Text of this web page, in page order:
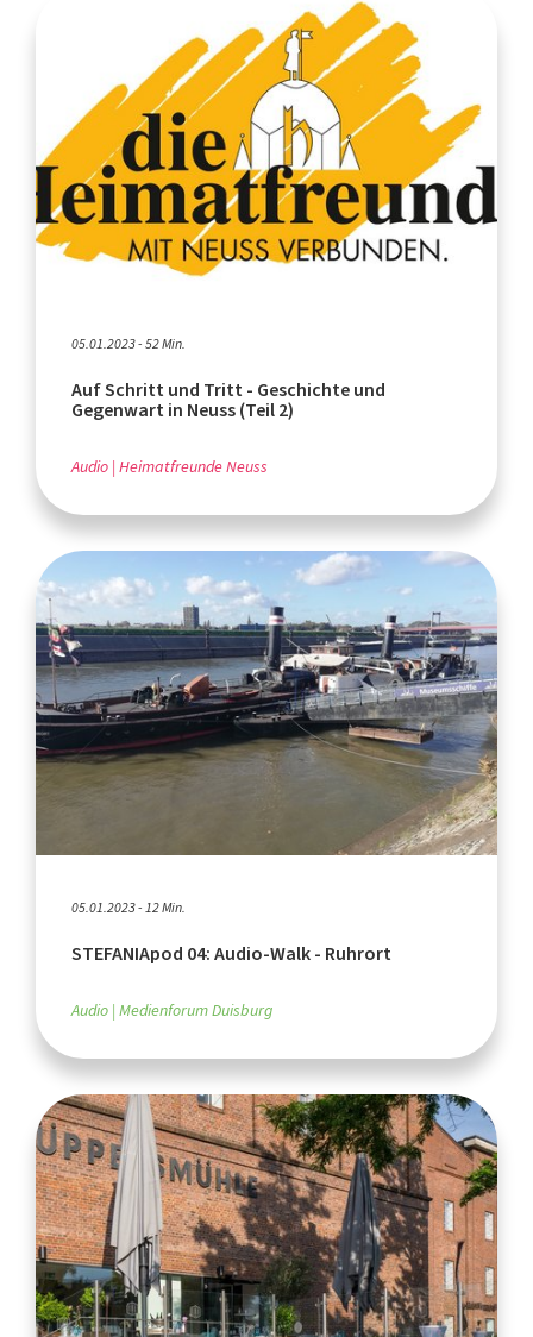
05.01.2023 - 52 Min.
Auf Schritt und Tritt - Geschichte und
Gegenwart in Neuss (Teil 2)
Audio Heimatfreunde Neuss
05.01.2023 - 12 Min.
STEFANIApod 04: Audio-Walk - Ruhrort
Audio Medienforum Duisburg